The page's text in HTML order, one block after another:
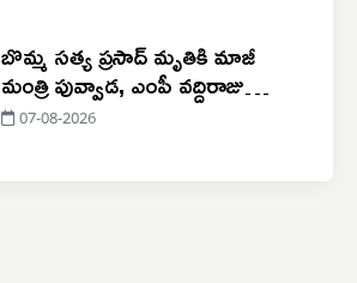
బొమ్మ సత్య ప్రసాద్ మృతికి మాజీ
మంత్రి పువ్వాడ, ఎంపీ వద్దిరాజు
సంతాపం
07-08-2026